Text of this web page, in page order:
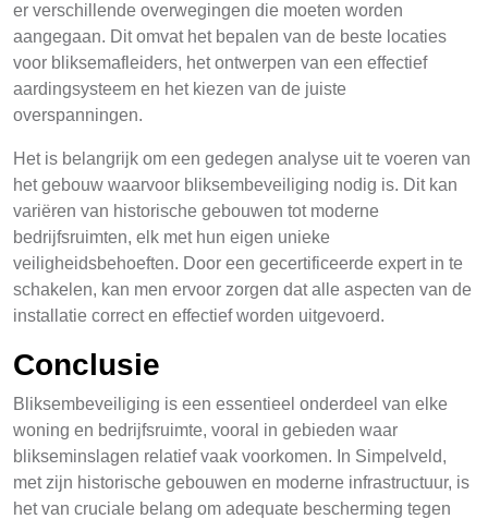
er verschillende overwegingen die moeten worden
aangegaan. Dit omvat het bepalen van de beste locaties
voor bliksemafleiders, het ontwerpen van een effectief
aardingsysteem en het kiezen van de juiste
overspanningen.
Het is belangrijk om een gedegen analyse uit te voeren van
het gebouw waarvoor bliksembeveiliging nodig is. Dit kan
variëren van historische gebouwen tot moderne
bedrijfsruimten, elk met hun eigen unieke
veiligheidsbehoeften. Door een gecertificeerde expert in te
schakelen, kan men ervoor zorgen dat alle aspecten van de
installatie correct en effectief worden uitgevoerd.
Conclusie
Bliksembeveiliging is een essentieel onderdeel van elke
woning en bedrijfsruimte, vooral in gebieden waar
blikseminslagen relatief vaak voorkomen. In Simpelveld,
met zijn historische gebouwen en moderne infrastructuur, is
het van cruciale belang om adequate bescherming tegen